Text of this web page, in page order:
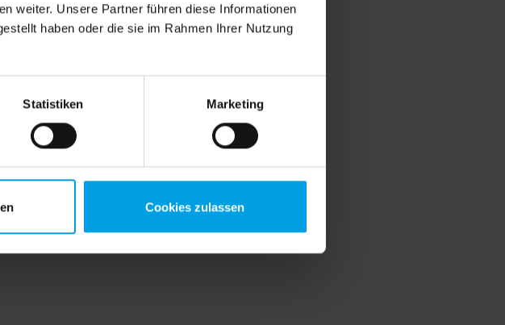
weiter. Unsere Partner führen diese Informationen
haben oder die sie im Rahmen Ihrer Nutzung
Statistiken Marketing
Cookies zulassen